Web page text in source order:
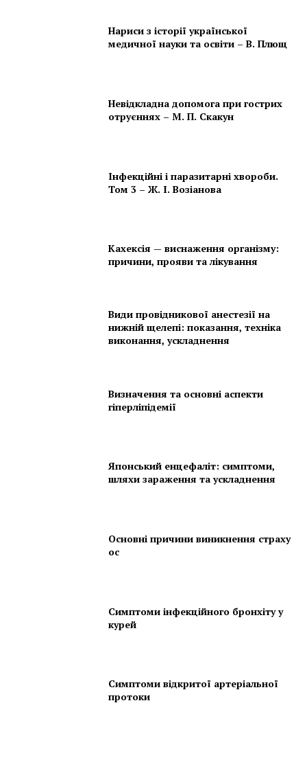
Нариси з історії української
медичної науки та освіти – В. Плющ
Невідкладна допомога при гострих
отруєннях – М. П. Скакун
Інфекційні і паразитарні хвороби.
Том 3 – Ж. І. Возіанова
Кахексія — виснаження організму:
причини, прояви та лікування
Види провідникової анестезії на
нижній щелепі: показання, техніка
виконання, ускладнення
Визначення та основні аспекти
гіперліпідемії
Японський енцефаліт: симптоми,
шляхи зараження та ускладнення
Основні причини виникнення страху
ос
Симптоми інфекційного бронхіту у
курей
Симптоми відкритої артеріальної
протоки